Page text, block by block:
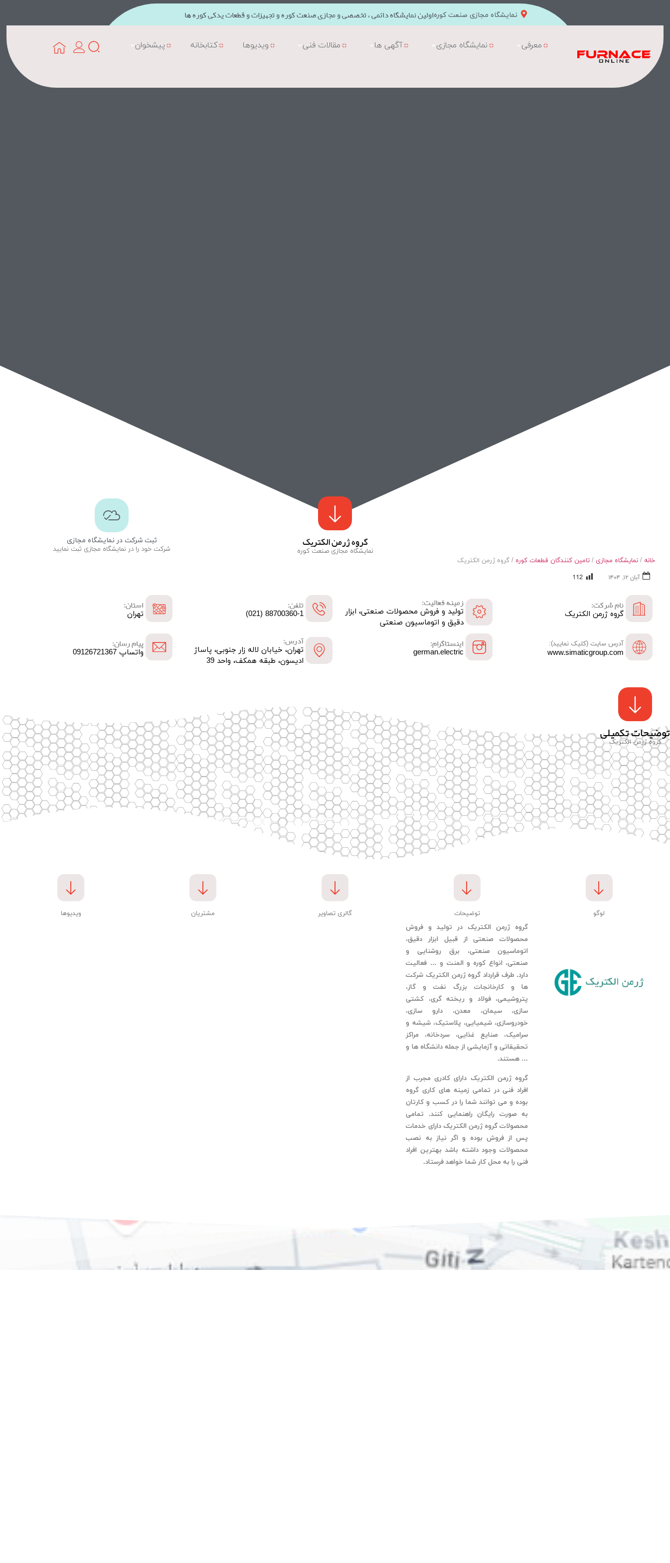
نمایشگاه مجازی صنعت کورهاولین نمایشگاه دائمی ، تخصصی و مجازی صنعت کوره و تجهیزات و قطعات یدکی کوره ها
معرفی نمایشگاه مجازی آگهی ها مقالات فنی ویدیوها کتابخانه پیشخوان
گروه ژرمن الکتریک
نمایشگاه مجازی صنعت کوره
ثبت شرکت در نمایشگاه مجازی
شرکت خود را در نمایشگاه مجازی ثبت نمایید
خانه / نمایشگاه مجازی / تامین کنندگان قطعات کوره / گروه ژرمن الکتریک
آبان ۱۲, ۱۴۰۴ 112
نام شرکت:
گروه ژرمن الکتریک
زمینه فعالیت:
تولید و فروش محصولات صنعتی، ابزار
دقیق و اتوماسیون صنعتی
تلفن:
88700360-1 (021)
استان:
تهران
آدرس سایت (کلیک نمایید):
www.simaticgroup.com
اینستاگرام:
german.electric
آدرس:
تهران، خیابان لاله زار جنوبی، پاساژ
ادیسون، طبقه همکف، واحد 39
پیام رسان:
واتساپ 09126721367
توضیحات تکمیلی
گروه ژرمن الکتریک
لوگو توضیحات
گروه ژرمن الکتریک در تولید و فروش
محصولات صنعتی از قبیل ابزار دقیق،
اتوماسیون صنعتی، برق روشنایی و
صنعتی، انواع کوره و المنت و … فعالیت
دارد. طرف قرارداد گروه ژرمن الکتریک شرکت
ها و کارخانجات بزرگ نفت و گاز،
پتروشیمی، فولاد و ریخته گری، کشتی
سازی، سیمان، معدن، دارو سازی،
خودروسازی، شیمیایی، پلاستیک، شیشه و
سرامیک، صنایع غذایی، سردخانه، مراکز
تحقیقاتی و آزمایشی از جمله دانشگاه ها و
… هستند.
گروه ژرمن الکتریک دارای کادری مجرب از
افراد فنی در تمامی زمینه های کاری گروه
بوده و می توانند شما را در کسب و کارتان
به صورت رایگان راهنمایی کنند. تمامی
محصولات گروه ژرمن الکتریک دارای خدمات
پس از فروش بوده و اگر نیاز به نصب
محصولات وجود داشته باشد بهترین افراد
فنی را به محل کار شما خواهد فرستاد.
گالری تصاویر مشتریان ویدیوها